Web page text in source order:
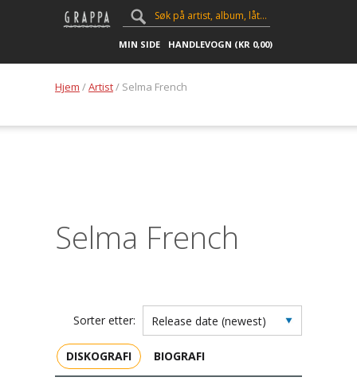
MIN SIDE HANDLEVOGN (KR 0,00)
Hjem /Artist/ Selma French
Selma French
Sorter etter:
DISKOGRAFI BIOGRAFI